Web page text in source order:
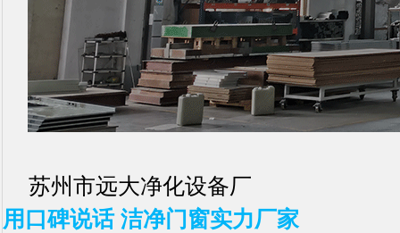
苏州市远大净化设备厂
用口碑说话 洁净门窗实力厂家